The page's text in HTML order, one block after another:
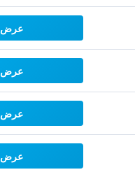
عرض
عرض
عرض
عرض